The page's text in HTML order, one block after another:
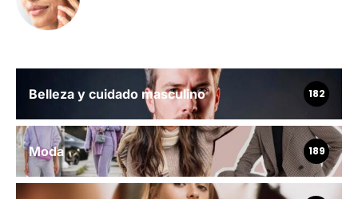
Belleza y cuidado masculino 182
Moda 189